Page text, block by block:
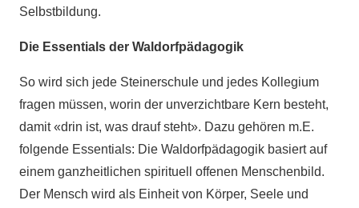
Selbstbildung.
Die Essentials der Waldorfpädagogik
So wird sich jede Steinerschule und jedes Kollegium
fragen müssen, worin der unverzichtbare Kern besteht,
damit «drin ist, was drauf steht». Dazu gehören m.E.
folgende Essentials: Die Waldorfpädagogik basiert auf
einem ganzheitlichen spirituell offenen Menschenbild.
Der Mensch wird als Einheit von Körper, Seele und